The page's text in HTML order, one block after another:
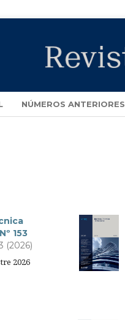
NÚMEROS ANTERIORES
153
(2026)
2026